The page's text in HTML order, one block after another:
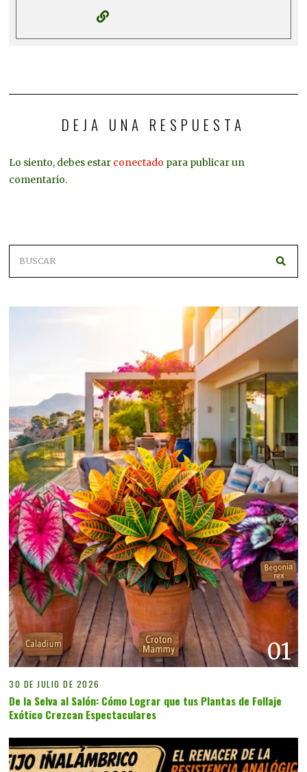
DEJA UNA RESPUESTA
Lo siento, debes estar conectado para publicar un
comentario.
01
30 DE JULIO DE 2026
De la Selva al Salón: Cómo Lograr que tus Plantas de Follaje
Exótico Crezcan Espectaculares